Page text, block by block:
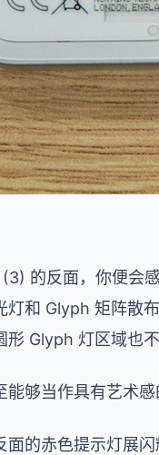
的反面，你便会
灯和 Glyph 矩阵散
Glyph 灯区域也
够当作具有艺术
面的赤色提示灯展